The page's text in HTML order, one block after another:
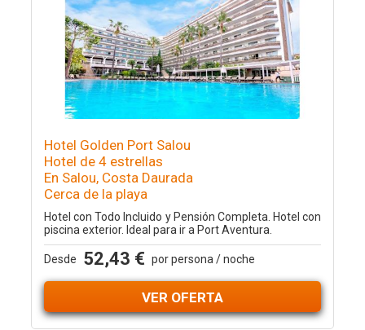
Hotel Golden Port Salou
Hotel de 4 estrellas
En Salou, Costa Daurada
Cerca de la playa
Hotel con Todo Incluido y Pensión Completa. Hotel con
piscina exterior. Ideal para ir a Port Aventura.
Desde 52,43 € por persona / noche
VER OFERTA